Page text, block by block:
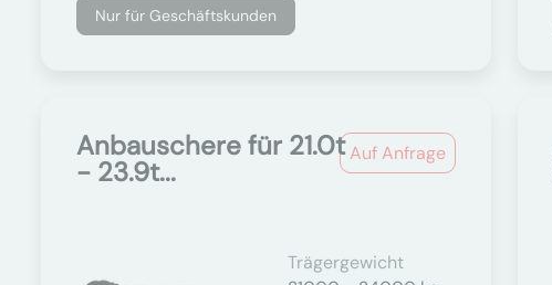
Nur für Geschäftskunden
Auf Anfrage
Anbauschere für 21.0t
- 23.9t...
Trägergewicht